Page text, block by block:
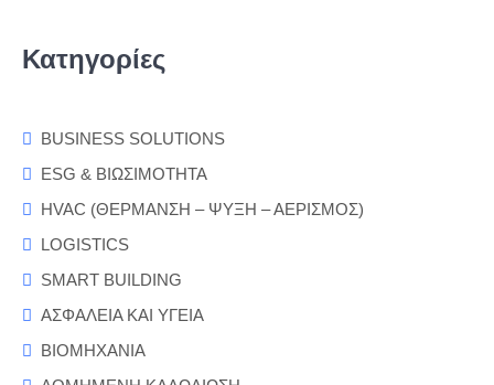
Κατηγορίες
BUSINESS SOLUTIONS
ESG & ΒΙΩΣΙΜΟΤΗΤΑ
HVAC (ΘΕΡΜΑΝΣΗ – ΨΥΞΗ – ΑΕΡΙΣΜΟΣ)
LOGISTICS
SMART BUILDING
ΑΣΦΑΛΕΙΑ ΚΑΙ ΥΓΕΙΑ
ΒΙΟΜΗΧΑΝΙΑ